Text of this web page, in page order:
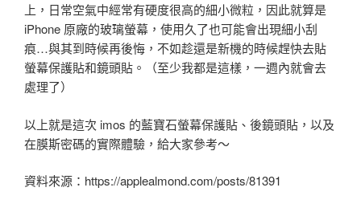
上，日常空氣中經常有硬度很高的細小微粒，因此就算是
iPhone 原廠的玻璃螢幕，使用久了也可能會出現細小刮
痕…與其到時候再後悔，不如趁還是新機的時候趕快去貼
螢幕保護貼和鏡頭貼。（至少我都是這樣，一週內就會去
處理了）
以上就是這次 imos 的藍寶石螢幕保護貼、後鏡頭貼，以及
在膜斯密碼的實際體驗，給大家參考～
資料來源：https://applealmond.com/posts/81391